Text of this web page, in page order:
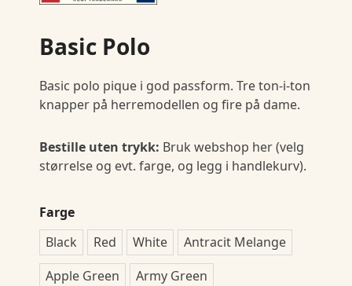
Basic Polo
Basic polo pique i god passform. Tre ton-i-ton
knapper på herremodellen og fire på dame.
Bestille uten trykk: Bruk webshop her (velg
størrelse og evt. farge, og legg i handlekurv).
Farge
Black
Red White
Antracit Melange
Apple Green
Army Green